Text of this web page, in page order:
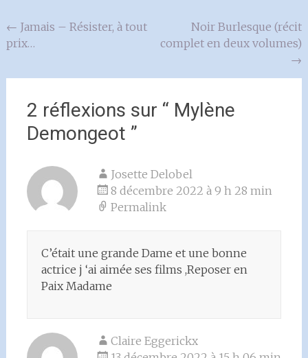
Navigation
de
l'article
← Jamais – Résister, à tout
prix…
Noir Burlesque (récit
complet en deux volumes)
→
2 réflexions sur “ Mylène
Demongeot ”
Josette Delobel
8 décembre 2022 à 9 h 28 min
Permalink
C’était une grande Dame et une bonne
actrice j ‘ai aimée ses films ,Reposer en
Paix Madame
Claire Eggerickx